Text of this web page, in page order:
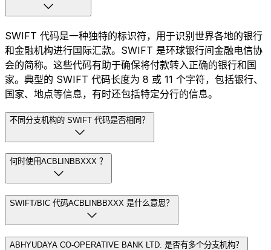
SWIFT 代码是一种独特的标识符，用于识别世界各地的银行
和金融机构进行国际汇款。SWIFT 是环球银行间金融电信协
会的简称。这些代码有助于确保将付款转入正确的银行和国
家。典型的 SWIFT 代码长度为 8 或 11 个字符，包括银行、
国家、地点等信息，有时还包括特定分行的信息。
不同分支机构的 SWIFT 代码是否相同？
何时使用ACBLINBBXXX ？
SWIFT/BIC 代码ACBLINBBXXX 是什么意思？
ABHYUDAYA CO-OPERATIVE BANK LTD. 是否有多个分支机构？